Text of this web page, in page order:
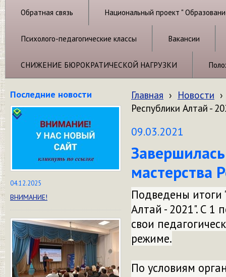
Обратная связь Национальный проект "
Психолого-педагогические классы Вакансии
СНИЖЕНИЕ БЮРОКРАТИЧЕСКОЙ НАГРУЗКИ
Последние новости
04.12.2025
ВНИМАНИЕ!
Главная › Новости ›
Республики Алтай -
09.03.2021
мастерства
Подведены итоги
Алтай - 2021". С 1
свои
режиме.
По условиям